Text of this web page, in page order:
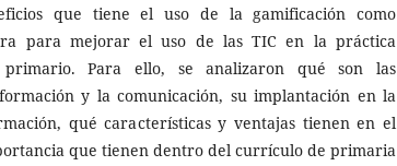
que tiene el uso de la gamificación como
para mejorar el uso de las TIC en la práctica
Para ello, se analizaron qué son las
y la comunicación, su implantación en la
qué características y ventajas tienen en el
que tienen dentro del currículo de primaria